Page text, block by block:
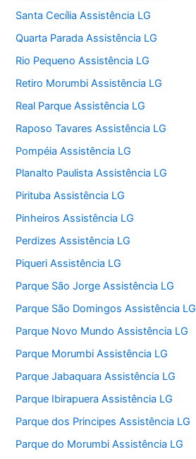
Santa Cecília Assistência LG
Quarta Parada Assistência LG
Rio Pequeno Assistência LG
Retiro Morumbi Assistência LG
Real Parque Assistência LG
Raposo Tavares Assistência LG
Pompéia Assistência LG
Planalto Paulista Assistência LG
Pirituba Assistência LG
Pinheiros Assistência LG
Perdizes Assistência LG
Piqueri Assistência LG
Parque São Jorge Assistência LG
Parque São Domingos Assistência LG
Parque Novo Mundo Assistência LG
Parque Morumbi Assistência LG
Parque Jabaquara Assistência LG
Parque Ibirapuera Assistência LG
Parque dos Principes Assistência LG
Parque do Morumbi Assistência LG